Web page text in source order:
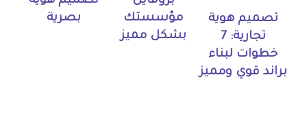
تصميم هوية
تجارية: 7
خطوات لبناء
براند قوي ومميز
مؤسستك
بشكل مميز
بصرية